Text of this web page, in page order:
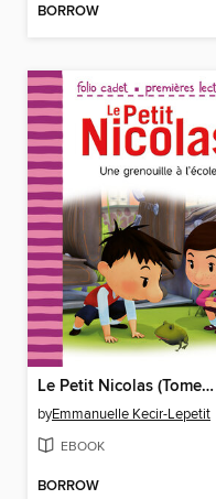
BORROW
Le Petit Nicolas (Tome 29)--Une grenouille à l'école
byEmmanuelle Kecir-Lepetit
EBOOK
BORROW